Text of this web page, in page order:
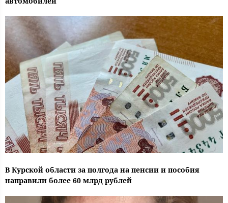
В Курской области за полгода на пенсии и пособия
направили более 60 млрд рублей